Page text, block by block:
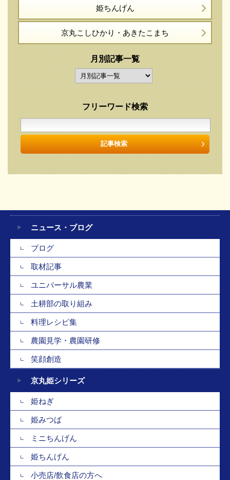
姫ちんげん
京丸こしひかり・ あきたこまち
月別記事一覧
フリーワード検索
ニュース・ブログ
ブログ
取材記事
ユニバーサル農業
土耕部の取り組み
料理レシピ集
農園見学・農園研修
笑顔創造
京丸姫シリーズ
姫ねぎ
姫みつば
ミニちんげん
姫ちんげん
小売店/飲食店の方へ